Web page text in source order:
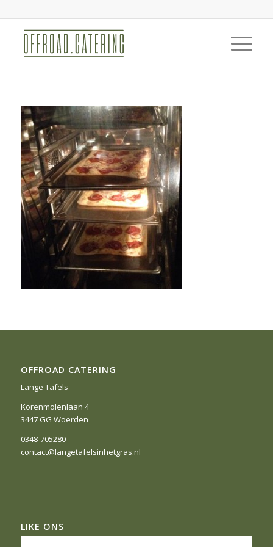
OFFROAD CATERING
Lange Tafels
Korenmolenlaan 4
3447 GG Woerden
0348-705280
contact@langetafelsinhetgras.nl
LIKE ONS